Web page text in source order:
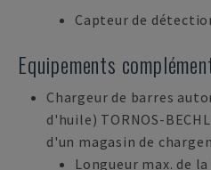
Capteur de
Equipements
Chargeur de barres
d'huile) TORNOS-
d'un magasin de
Longueur max. de